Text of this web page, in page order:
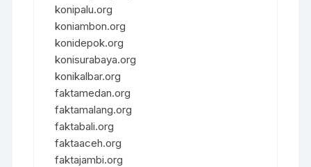
konipalu.org
koniambon.org
konidepok.org
konisurabaya.org
konikalbar.org
faktamedan.org
faktamalang.org
faktabali.org
faktaaceh.org
faktajambi.org